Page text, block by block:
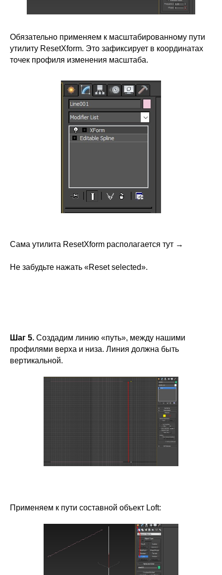
Обязательно применяем к масштабированному пути
утилиту ResetXform. Это зафиксирует в координатах
точек профиля изменения масштаба.
Сама утилита ResetXform располагается тут →
Не забудьте нажать «Reset selected».
Шаг 5. Создадим линию «путь», между нашими
профилями верха и низа. Линия должна быть
вертикальной.
Применяем к пути составной объект Loft: